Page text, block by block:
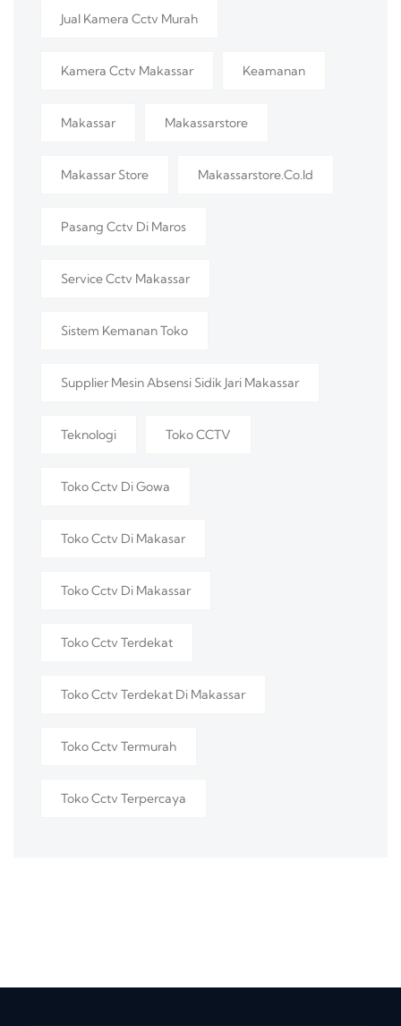
Jual Kamera Cctv Murah
Kamera Cctv Makassar Keamanan
Makassar Makassarstore
Makassar Store Makassarstore.co.id
Pasang Cctv Di Maros
Service Cctv Makassar
Sistem Kemanan Toko
Supplier Mesin Absensi Sidik Jari Makassar
Teknologi Toko CCTV
Toko Cctv Di Gowa
Toko Cctv Di Makasar
Toko Cctv Di Makassar
Toko Cctv Terdekat
Toko Cctv Terdekat Di Makassar
Toko Cctv Termurah
Toko Cctv Terpercaya